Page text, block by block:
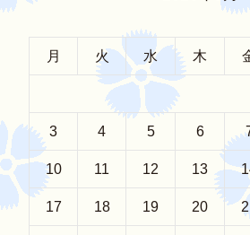
月 火 水 木
3 4 5 6
10 11 12 13
17 18 19 20